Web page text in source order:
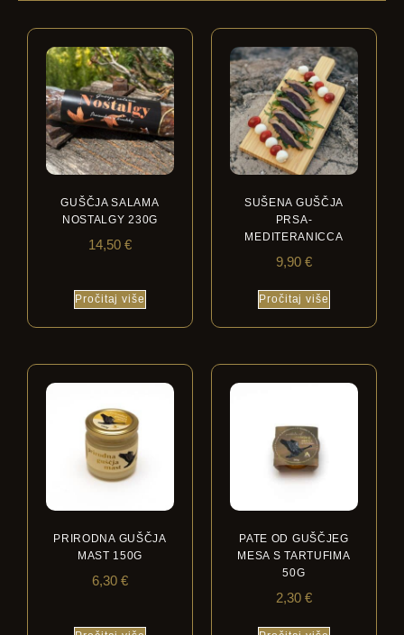
GUŠČJA SALAMA
NOSTALGY 230G
14,50 €
Pročitaj više
SUŠENA GUŠČJA
PRSA-
MEDITERANICCA
9,90 €
Pročitaj više
PRIRODNA GUŠČJA
MAST 150G
6,30 €
PATE OD GUŠČJEG
MESA S TARTUFIMA
50G
2,30 €